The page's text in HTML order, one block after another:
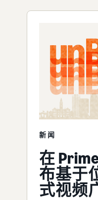
新闻
在
布基于
式视频